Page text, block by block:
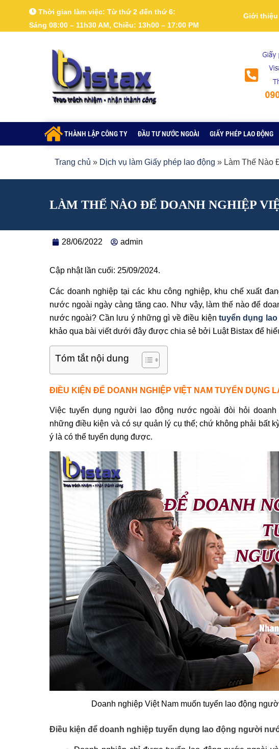
nội
Thời gian làm việc: Từ thứ 2 đến thứ 6:
Sáng 08:00 – 11h30 AM, Chiều: 13h00 – 17:00 PM
Giới thiệu
. THÀNH LẬP CÔNG TY ĐẦU TƯ NƯỚC NGOÀI GIẤY PHÉP LAO ĐỘNG
Trang chủ » Dịch vụ làm Giấy phép lao động » Làm Thế Nào
LÀM THẾ NÀO ĐỂ DOANH NGHIỆP
28/06/2022 admin
Cập nhật lần cuối: 25/09/2024.
Các doanh nghiệp tại các khu công nghiệp, khu chế xuất
nước ngoài ngày càng tăng cao. Như vậy, làm thế nào để
nước ngoài? Cần lưu ý những gì về điều kiện tuyển dụng
khảo qua bài viết dưới đây được chia sẻ bởi Luật Bistax để
Tóm tắt nội dung
ĐIỀU KIỆN ĐỂ DOANH NGHIỆP VIỆT NAM TUYỂN DỤNG
Việc tuyển dụng người lao động nước ngoài đòi hỏi
những điều kiện và có sự quản lý cụ thể; chứ không phải bất
ý là có thể tuyển dụng được.
Doanh nghiệp Việt Nam muốn tuyển lao động
Điều kiện để doanh nghiệp tuyển dụng lao động người